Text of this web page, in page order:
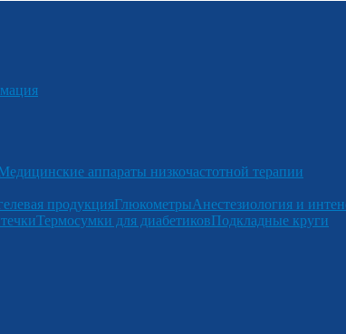
аппараты низкочастотной терапии
продукцияГлюкометрыАнестезиология и
Термосумки для диабетиковПодкладные круги